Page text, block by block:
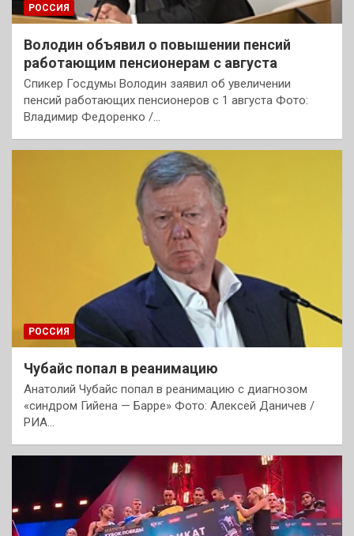
РОССИЯ
Володин объявил о повышении пенсий
работающим пенсионерам с августа
Спикер Госдумы Володин заявил об увеличении
пенсий работающих пенсионеров с 1 августа Фото:
Владимир Федоренко /…
РОССИЯ
Чубайс попал в реанимацию
Анатолий Чубайс попал в реанимацию с диагнозом
«синдром Гийена — Барре» Фото: Алексей Даничев /
РИА…